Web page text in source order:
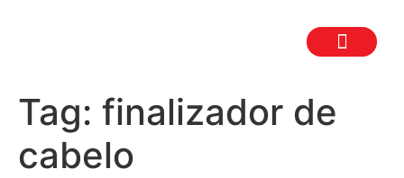
Tag: finalizador de
cabelo